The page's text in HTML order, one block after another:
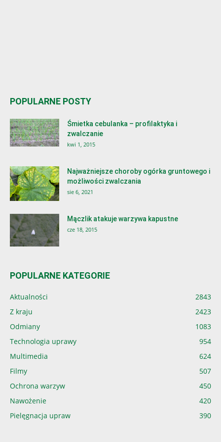
POPULARNE POSTY
Śmietka cebulanka – profilaktyka i
zwalczanie
kwi 1, 2015
Najważniejsze choroby ogórka gruntowego i
możliwości zwalczania
sie 6, 2021
Mączlik atakuje warzywa kapustne
cze 18, 2015
POPULARNE KATEGORIE
Aktualności
2843
Z kraju
2423
Odmiany
1083
Technologia uprawy
954
Multimedia
624
Filmy
507
Ochrona warzyw
450
Nawożenie
420
Pielęgnacja upraw
390